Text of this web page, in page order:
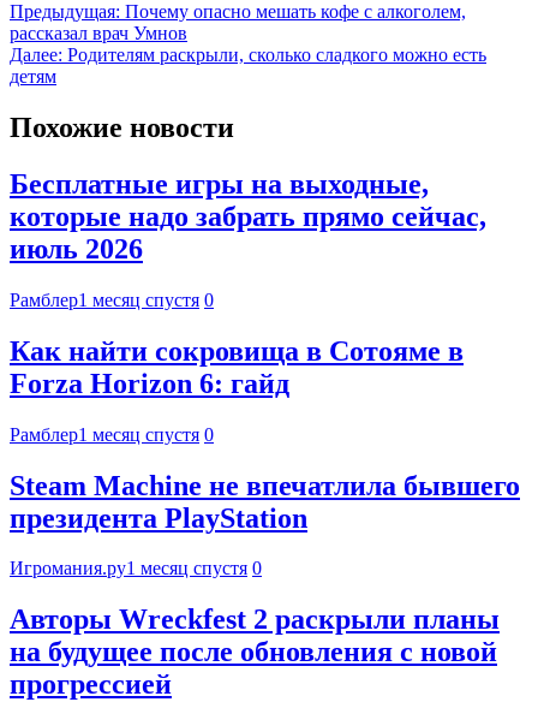
Предыдущая: Почему опасно мешать кофе с алкоголем,
рассказал врач Умнов
Далее: Родителям раскрыли, сколько сладкого можно есть
детям
Похожие новости
Бесплатные игры на выходные,
которые надо забрать прямо сейчас,
июль 2026
Рамблер1 месяц спустя 0
Как найти сокровища в Сотояме в
Forza Horizon 6: гайд
Рамблер1 месяц спустя 0
Steam Machine не впечатлила бывшего
президента PlayStation
Игромания.ру1 месяц спустя 0
Авторы Wreckfest 2 раскрыли планы
на будущее после обновления с новой
прогрессией